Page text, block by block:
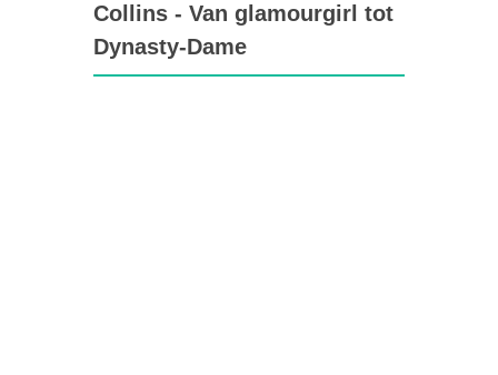
Collins - Van glamourgirl tot
Dynasty-Dame